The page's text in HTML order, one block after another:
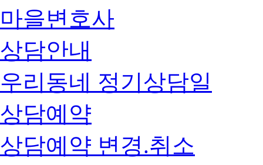
마을변호사
상담안내
우리동네 정기상담일
상담예약
상담예약 변경.취소